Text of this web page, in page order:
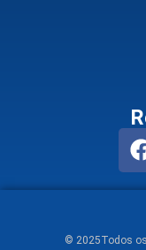
© 2025Todos